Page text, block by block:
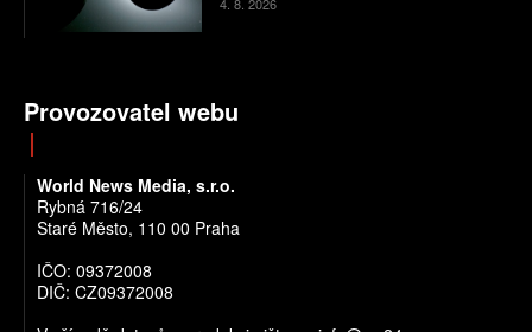
Provozovatel webu
World News Media, s.r.o.
Rybná 716/24
Staré Město, 110 00 Praha
IČO: 09372008
DIČ: CZ09372008